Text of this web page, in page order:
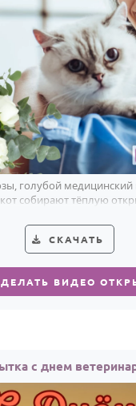
голубой
собирают тёплую
СКАЧАТЬ
ВИДЕО
с днем